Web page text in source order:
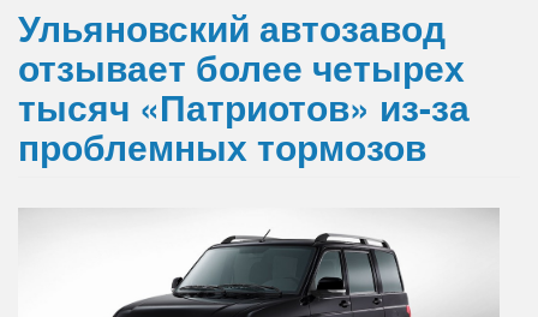
Ульяновский автозавод
отзывает более четырех
тысяч «Патриотов» из-за
проблемных тормозов